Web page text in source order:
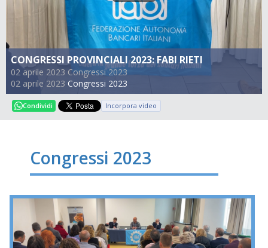
CONGRESSI PROVINCIALI 2023: FABI RIETI
02 aprile 2023 Congressi 2023
02 aprile 2023 Congressi 2023
Condividi Incorpora video
Congressi 2023